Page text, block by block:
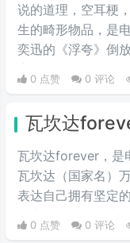
说的道理，空耳梗
生的畸形物品，是
奕迅的《浮夸》倒
容。
0 点赞 0 评论
瓦坎达
瓦坎达forever，是
瓦坎达（国家名）
表达自己拥有坚定
就变成了：瓦坎达
前氛围，瞬间，就
0 点赞 0 评论